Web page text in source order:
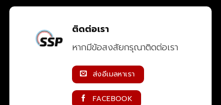
ติดต่อเรา
หากมีข้อสงสัยกรุณาติดต่อเรา
ส่งอีเมลหาเรา
FACEBOOK